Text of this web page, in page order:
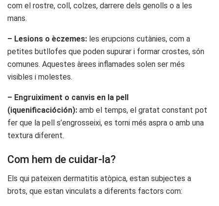
com el rostre, coll, colzes, darrere dels genolls o a les
mans.
– Lesions o èczemes: les erupcions cutànies, com a
petites butllofes que poden supurar i formar crostes, són
comunes. Aquestes àrees inflamades solen ser més
visibles i molestes.
– Engruiximent o canvis en la pell
(iquenificacióción): amb el temps, el gratat constant pot
fer que la pell s’engrosseixi, es torni més aspra o amb una
textura diferent.
Com hem de cuidar-la?
Els qui pateixen dermatitis atòpica, estan subjectes a
brots, que estan vinculats a diferents factors com: